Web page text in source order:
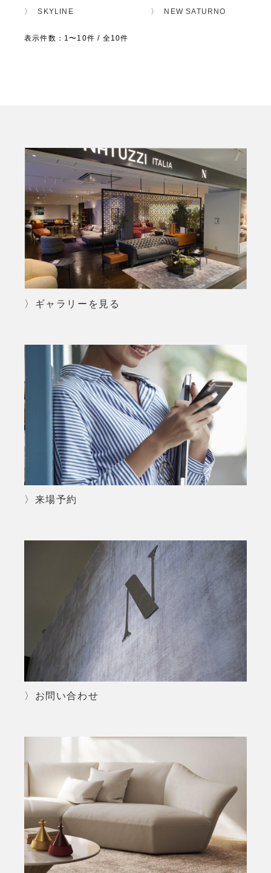
SKYLINE NEW SATURNO
表示件数：1〜10件 / 全10件
〉ギャラリーを見る
〉来場予約
〉お問い合わせ